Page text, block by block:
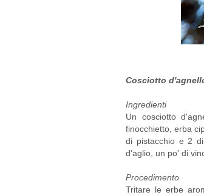
Cosciotto
Ingredienti
Un cosciotto
finocchietto, erba
di pistacchio e 2
d'aglio, un po' di
Procedimento
Tritare le erbe